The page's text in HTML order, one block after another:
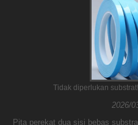
Tidak diperlukan
2026/
Pita perekat dua sisi bebas